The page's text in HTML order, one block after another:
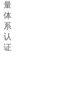
量
体
系
认
证